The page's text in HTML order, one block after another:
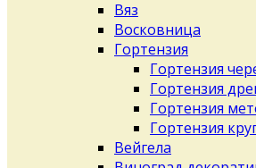
Вяз
Восковница
Гортензия
Гортензия
Гортензия
Гортензия
Гортензия
Вейгела